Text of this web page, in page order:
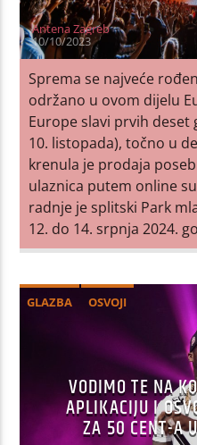
Antena Zagreb
10/10/2023
Sprema se najveće
održano u ovom dijelu
Europe slavi prvih deset
10. listopada), točno u
krenula je prodaja
ulaznica putem online
radnje je splitski Park
12. do 14. srpnja 2024.
GLAZBA OSVOJI
VODIMO TE NA
APLIKACIJU I
ZA 50 CENT-A